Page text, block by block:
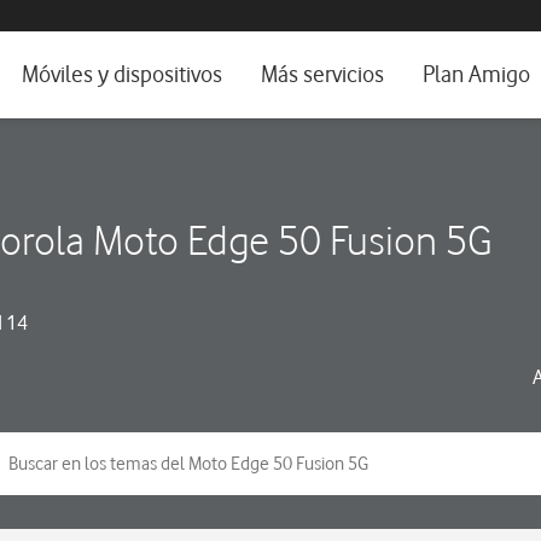
e idioma
Móviles y dispositivos
Ver todos
Más servicios Plan Amigo
Moto Edge 50 Fusion 5G
14